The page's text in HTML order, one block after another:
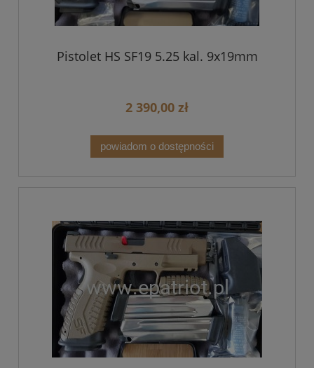
Pistolet HS SF19 5.25 kal. 9x19mm
2 390,00 zł
powiadom o dostępności